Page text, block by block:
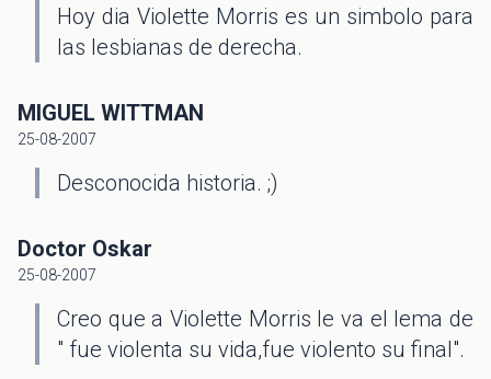
Hoy dia Violette Morris es un simbolo para
las lesbianas de derecha.
MIGUEL WITTMAN
25-08-2007
Desconocida historia. ;)
Doctor Oskar
25-08-2007
Creo que a Violette Morris le va el lema de
" fue violenta su vida,fue violento su final".